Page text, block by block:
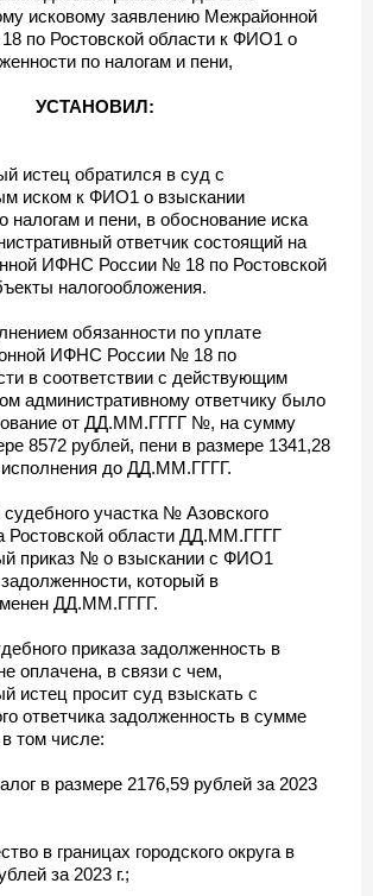
исковому заявлению Межрайонной
по Ростовской области к ФИО1 о
по налогам и пени,
УСТАНОВИЛ:
истец обратился в суд с
иском к ФИО1 о взыскании
налогам и пени, в обоснование иска
ответчик состоящий на
ИФНС России № 18 по Ростовской
налогообложения.
обязанности по уплате
ИФНС России № 18 по
в соответствии с действующим
административному ответчику было
от ДД.ММ.ГГГГ №, на сумму
8572 рублей, пени в размере 1341,28
исполнения до ДД.ММ.ГГГГ.
участка № Азовского
Ростовской области ДД.ММ.ГГГГ
приказ № о взыскании с ФИО1
который в
ДД.ММ.ГГГГ.
приказа задолженность в
оплачена, в связи с чем,
истец просит суд взыскать с
ответчика задолженность в сумме
том числе:
в размере 2176,59 рублей за 2023
в границах городского округа в
за 2023 г.;